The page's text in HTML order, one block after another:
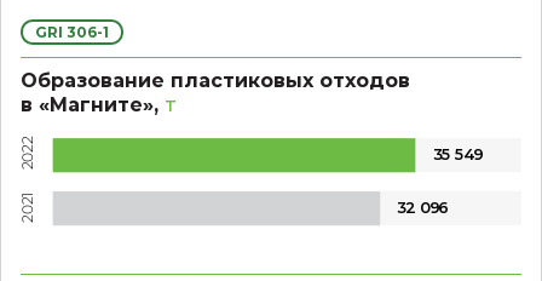
GRI 306-1
Образование пластиковых отходов
в «Магните», т
2022
2021
35 549
32 096